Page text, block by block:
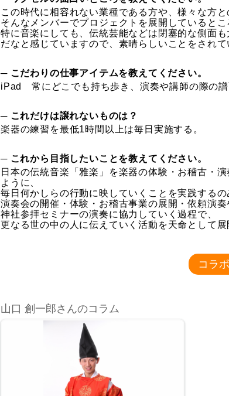
この時代に相容れない業種である方や、様々な方
そんなメンバーでプロジェクトを展開していると
特に音楽にしても、伝統芸能などは閉塞的な側面
だなと感じていますので、素晴らしいことをされて
─ こだわりの仕事アイテムを教えてください。
iPad 常にどこでも持ち歩き、演奏や講師の際の譜
─ これだけは譲れないものは？
楽器の練習を最低1時間以上は毎日実施する。
─ これから目指したいことを教えてください。
日本の伝統音楽「雅楽」を楽器の体験・お稽古・
ように、
毎日何かしらの行動に映していくことを実践するの
演奏会の開催・体験・お稽古事業の展開・依頼演奏
神社参拝セミナーの演奏に協力していく過程で、
更なる世の中の人に伝えていく活動を天命として展
コラ
山口 創一郎さんのコラム